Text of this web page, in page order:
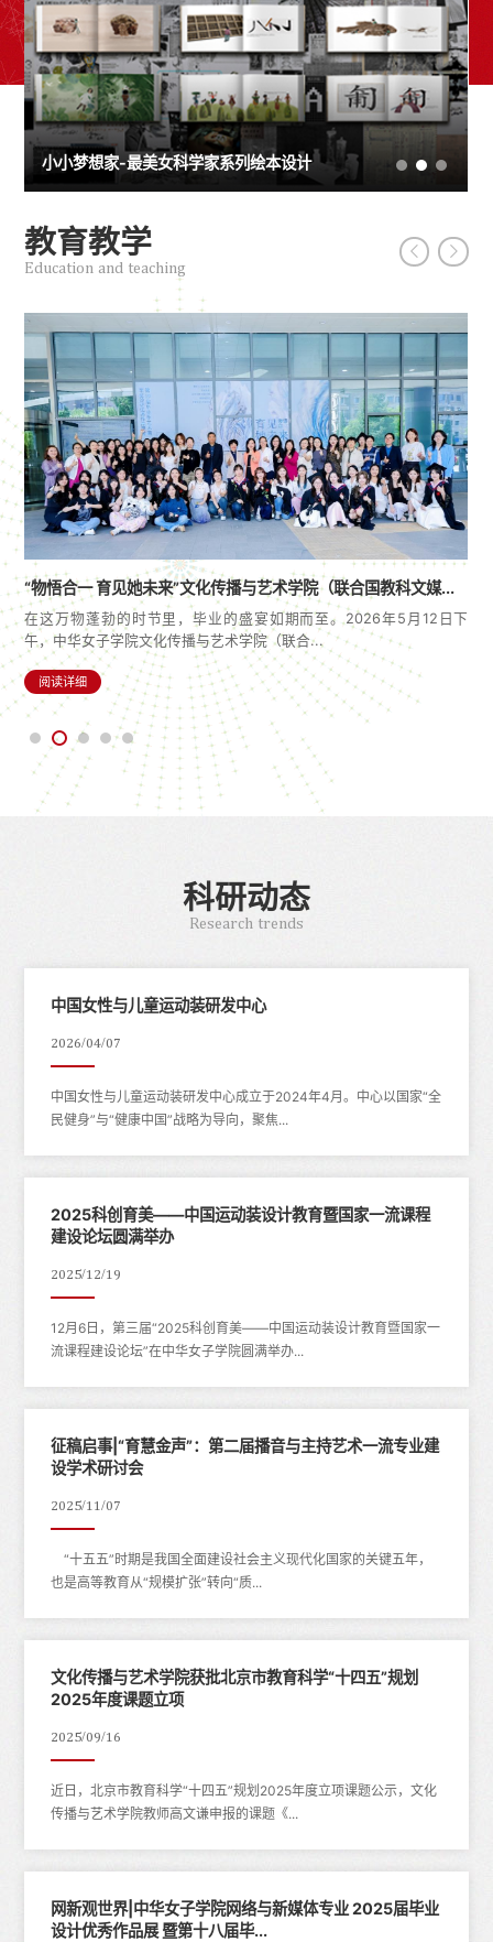
她桃源
步花霁雪——高原科考服装系列设计
小小梦想家-最美女科学家系列绘本设计
她桃源
步花霁雪——高原科考服装系列设计
教育教学
Education and teaching
“物悟合一 育见她未来”文化传播与艺术学院（联合国教科文媒...
在这万物蓬勃的时节里，毕业的盛宴如期而至。2026年5月12日下
午，中华女子学院文化传播与艺术学院（联合...
阅读详细
科研动态
Research trends
中国女性与儿童运动装研发中心
2026/04/07
中国女性与儿童运动装研发中心成立于2024年4月。中心以国家“全
民健身”与“健康中国”战略为导向，聚焦...
2025科创育美——中国运动装设计教育暨国家一流课程
建设论坛圆满举办
2025/12/19
12月6日，第三届“2025科创育美——中国运动装设计教育暨国家一
流课程建设论坛”在中华女子学院圆满举办...
征稿启事|“育慧金声”：第二届播音与主持艺术一流专业建
设学术研讨会
2025/11/07
“十五五”时期是我国全面建设社会主义现代化国家的关键五年，
也是高等教育从“规模扩张”转向“质...
文化传播与艺术学院获批北京市教育科学“十四五”规划
2025年度课题立项
2025/09/16
近日，北京市教育科学“十四五”规划2025年度立项课题公示，文化
传播与艺术学院教师高文谦申报的课题《...
网新观世界|中华女子学院网络与新媒体专业 2025届毕业
设计优秀作品展 暨第十八届毕...